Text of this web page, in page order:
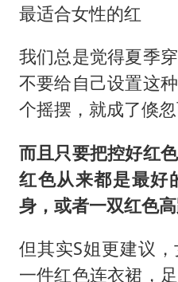
最适合女性的红
我们总是觉得夏季
不要给自己设置这
个摇摆，就成了倏忽
而且只要把控好红
红色从来都是最好
身，或者一双红色
但其实S姐更建议
一件红色连衣裙，